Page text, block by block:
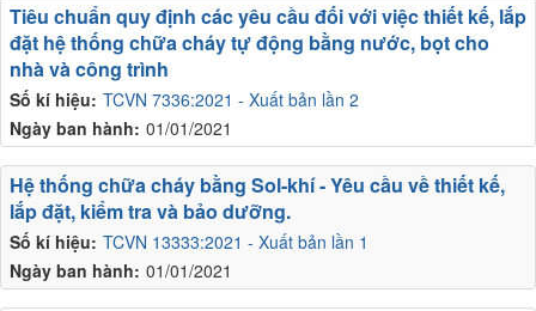
Số kí hiệu: TCVN 7336:2021 - Xuất bản lần 2
Ngày ban hành: 01/01/2021
Tiêu chuẩn quy định các yêu cầu đối với việc thiết kế, lắp
đặt hệ thống chữa cháy tự động bằng nước, bọt cho
nhà và công trình
Số kí hiệu: TCVN 13333:2021 - Xuất bản lần 1
Ngày ban hành: 01/01/2021
Hệ thống chữa cháy bằng Sol-khí - Yêu cầu về thiết kế,
lắp đặt, kiểm tra và bảo dưỡng.